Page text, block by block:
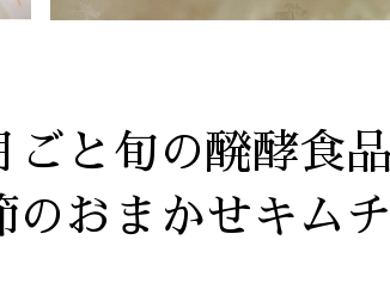
ごと旬の醗酵食
のおまかせキム